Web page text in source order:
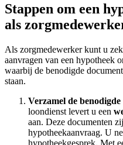
Stappen om een
als
Als zorgmedewerker kunt u
aanvragen van een hypotheek
waarbij de benodigde
staan.
Verzamel de
loondienst levert u een
aan. Deze documenten
hypotheekaanvraag. U
hypotheekgesprek. Met